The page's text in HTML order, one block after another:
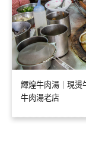
輝煌牛肉湯｜現燙
牛肉湯老店